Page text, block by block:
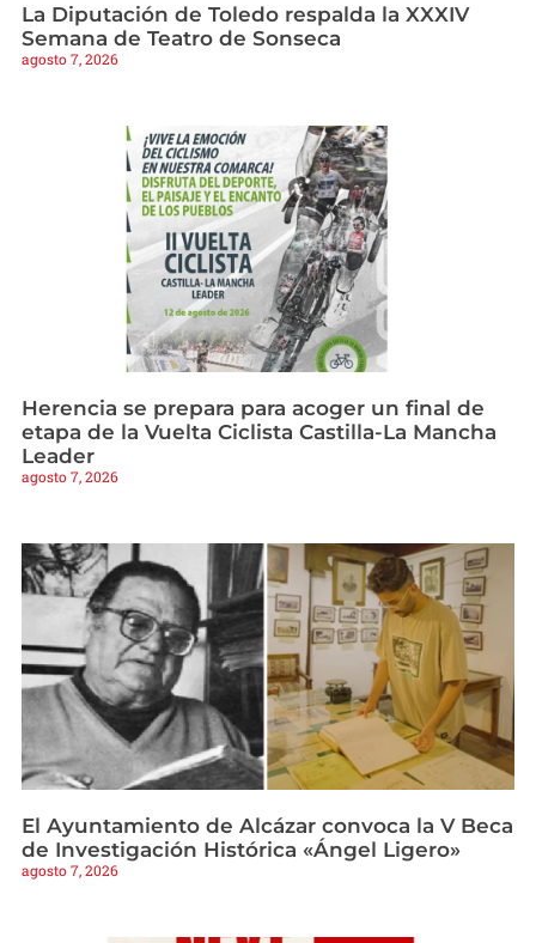
La Diputación de Toledo respalda la XXXIV
Semana de Teatro de Sonseca
agosto 7, 2026
Herencia se prepara para acoger un final de
etapa de la Vuelta Ciclista Castilla-La Mancha
Leader
agosto 7, 2026
El Ayuntamiento de Alcázar convoca la V Beca
de Investigación Histórica «Ángel Ligero»
agosto 7, 2026